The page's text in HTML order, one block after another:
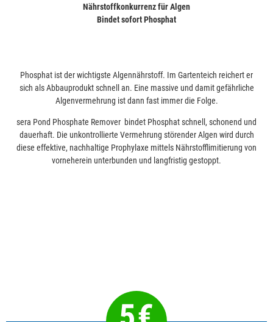
Nährstoffkonkurrenz für Algen
Bindet sofort Phosphat
Phosphat ist der wichtigste Algennährstoff. Im Gartenteich reichert er
sich als Abbauprodukt schnell an. Eine massive und damit gefährliche
Algenvermehrung ist dann fast immer die Folge.
sera Pond Phosphate Remover bindet Phosphat schnell, schonend und
dauerhaft. Die unkontrollierte Vermehrung störender Algen wird durch
diese effektive, nachhaltige Prophylaxe mittels Nährstofflimitierung von
vorneherein unterbunden und langfristig gestoppt.